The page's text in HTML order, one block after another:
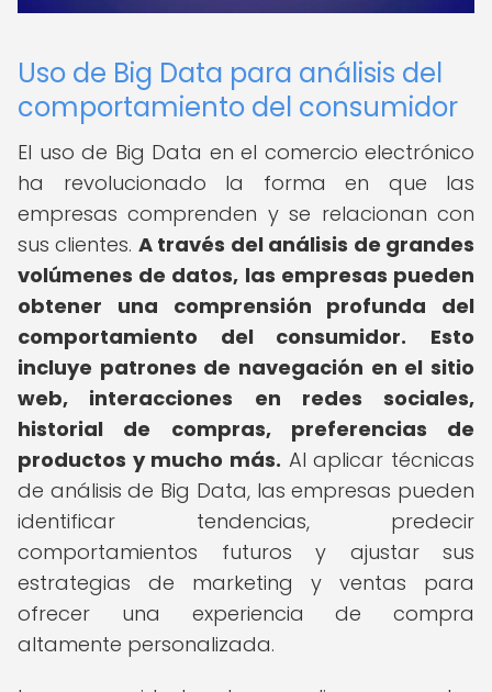
Uso de Big Data para análisis del
comportamiento del consumidor
El uso de Big Data en el comercio electrónico
ha revolucionado la forma en que las
empresas comprenden y se relacionan con
sus clientes. A través del análisis de grandes
volúmenes de datos, las empresas pueden
obtener una comprensión profunda del
comportamiento del consumidor.
Esto
incluye patrones de navegación en el sitio
web, interacciones en redes sociales,
historial de compras, preferencias de
productos y mucho más. Al aplicar técnicas
de análisis de Big Data, las empresas pueden
identificar tendencias, predecir
comportamientos futuros y ajustar sus
estrategias de marketing y ventas para
ofrecer una experiencia de compra
altamente personalizada.